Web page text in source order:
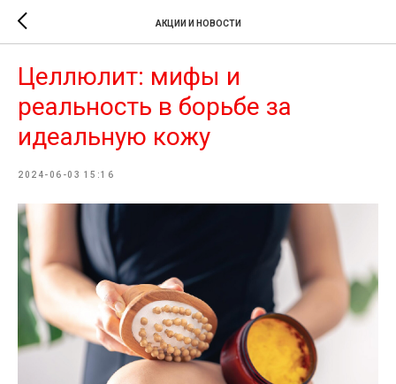
АКЦИИ И НОВОСТИ
Целлюлит: мифы и
реальность в борьбе за
идеальную кожу
2024-06-03 15:16